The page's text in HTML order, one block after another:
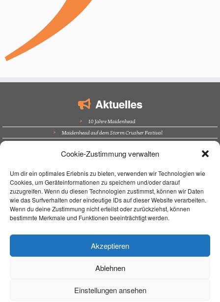
Cookie-Zustimmung verwalten
Um dir ein optimales Erlebnis zu bieten, verwenden wir Technologien wie
Cookies, um Geräteinformationen zu speichern und/oder darauf
zuzugreifen. Wenn du diesen Technologien zustimmst, können wir Daten
wie das Surfverhalten oder eindeutige IDs auf dieser Website verarbeiten.
Wenn du deine Zustimmung nicht erteilst oder zurückziehst, können
bestimmte Merkmale und Funktionen beeinträchtigt werden.
Akzeptieren
Ablehnen
Einstellungen ansehen
Aktuelles
10 Jahre Maidenhead
Maidenhead auf dem Storm Crusher Festival
Altstadtfest Amberg
Navigation
Home
Unterrichtsort
Live On Stage
Aktuelles
Datenschutz